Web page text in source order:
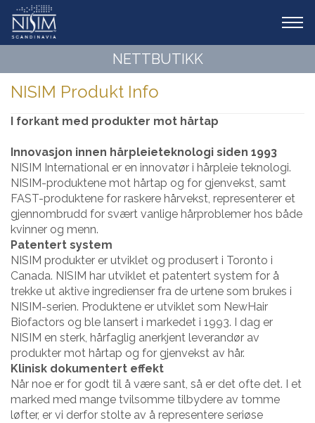
NETTBUTIKK
NISIM Produkt Info
I forkant med produkter mot hårtap
Innovasjon innen hårpleieteknologi siden 1993
NISIM International er en innovatør i hårpleie teknologi.
NISIM-produktene mot hårtap og for gjenvekst, samt
FAST-produktene for raskere hårvekst, representerer et
gjennombrudd for svært vanlige hårproblemer hos både
kvinner og menn.
Patentert system
NISIM produkter er utviklet og produsert i Toronto i
Canada. NISIM har utviklet et patentert system for å
trekke ut aktive ingredienser fra de urtene som brukes i
NISIM-serien. Produktene er utviklet som NewHair
Biofactors og ble lansert i markedet i 1993. I dag er
NISIM en sterk, hårfaglig anerkjent leverandør av
produkter mot hårtap og for gjenvekst av hår.
Klinisk dokumentert effekt
Når noe er for godt til å være sant, så er det ofte det. I et
marked med mange tvilsomme tilbydere av tomme
løfter, er vi derfor stolte av å representere seriøse